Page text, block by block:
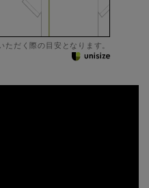
だく際の目安となります。